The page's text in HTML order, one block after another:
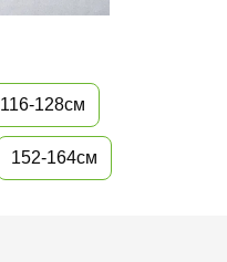
116-128см
152-164см